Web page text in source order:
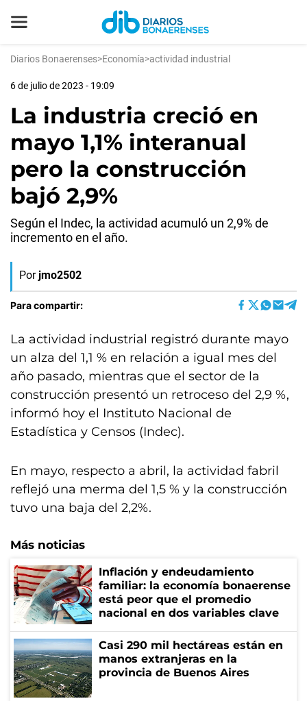
Diarios Bonaerenses>Economía>actividad industrial
6 de julio de 2023 - 19:09
La industria creció en
mayo 1,1% interanual
pero la construcción
bajó 2,9%
Según el Indec, la actividad acumuló un 2,9% de
incremento en el año.
Por jmo2502
Para compartir:
La actividad industrial registró durante mayo
un alza del 1,1 % en relación a igual mes del
año pasado, mientras que el sector de la
construcción presentó un retroceso del 2,9 %,
informó hoy el Instituto Nacional de
Estadística y Censos (Indec).
En mayo, respecto a abril, la actividad fabril
reflejó una merma del 1,5 % y la construcción
tuvo una baja del 2,2%.
Más noticias
Inflación y endeudamiento
familiar: la economía bonaerense
está peor que el promedio
nacional en dos variables clave
Casi 290 mil hectáreas están en
manos extranjeras en la
provincia de Buenos Aires